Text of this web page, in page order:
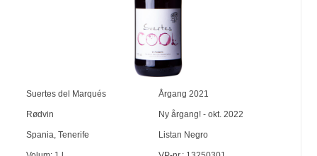
Suertes del Marqués Årgang 2021
Rødvin Ny årgang! - okt. 2022
Spania ,Tenerife Listan Negro